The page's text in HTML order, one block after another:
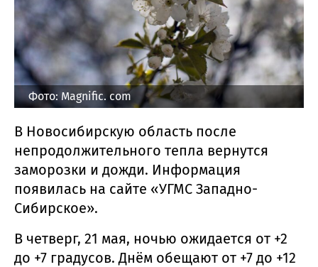
Фото: Magnific. com
В Новосибирскую область после
непродолжительного тепла вернутся
заморозки и дожди. Информация
появилась на сайте «УГМС Западно-
Сибирское».
В четверг, 21 мая, ночью ожидается от +2
до +7 градусов. Днём обещают от +7 до +12